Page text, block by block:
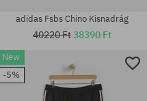
Elérhető méretek:
31; 32; 33
adidas Fsbs Chino Kisnadrág
40220 Ft38390 Ft
New
-5%